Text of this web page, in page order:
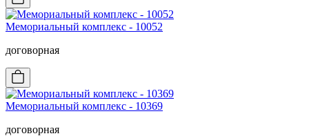
Мемориальный комплекс - 10052
договорная
Мемориальный комплекс - 10369
договорная